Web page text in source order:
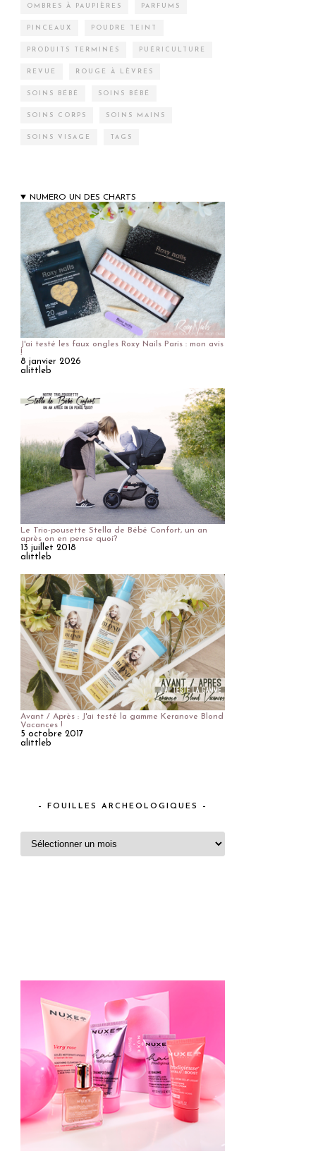
OMBRES À PAUPIÈRES PARFUMS
PINCEAUX POUDRE TEINT
PRODUITS TERMINÉS PUÉRICULTURE
REVUE ROUGE À LÈVRES
SOINS BÉBÉ SOINS BÉBÉ
SOINS CORPS SOINS MAINS
SOINS VISAGE TAGS
NUMERO UN DES CHARTS
J'ai testé les faux ongles Roxy Nails Paris : mon avis
!
8 janvier 2026
alittleb
Le Trio-pousette Stella de Bébé Confort, un an
après on en pense quoi?
13 juillet 2018
alittleb
Avant / Après : J'ai testé la gamme Keranove Blond
Vacances !
5 octobre 2017
alittleb
– FOUILLES ARCHEOLOGIQUES –